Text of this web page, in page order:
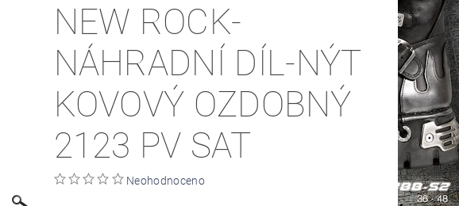
NEW ROCK-
NÁHRADNÍ DÍL-NÝT
KOVOVÝ OZDOBNÝ
2123 PV SAT
Neohodnoceno